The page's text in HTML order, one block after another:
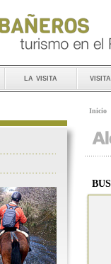
la visita
Inicio